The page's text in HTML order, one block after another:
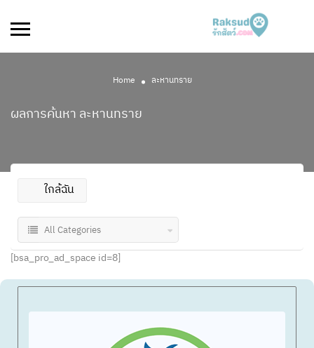
Home ละหานทราย
ผลการค้นหา ละหานทราย
ใกล้ฉัน
All Categories
[bsa_pro_ad_space id=8]